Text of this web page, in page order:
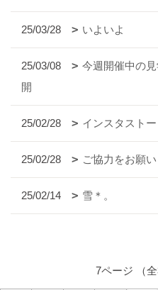
25/03/28 いよいよ
25/03/08
今週開催中の
開
25/02/28 インスタスト
25/02/28 ご協力をお願
25/02/14 雪＊。
7ページ （全